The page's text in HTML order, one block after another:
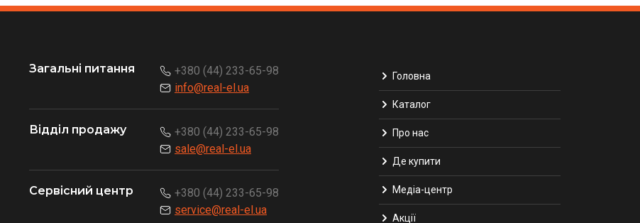
Загальні питання
+380 (44) 233-65-98
info@real-el.ua
Відділ продажу
+380 (44) 233-65-98
sale@real-el.ua
Сервісний центр
+380 (44) 233-65-98
service@real-el.ua
Головна
Каталог
Про нас
Де купити
Медіа-центр
Акції